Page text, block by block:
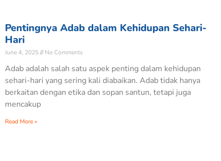
Pentingnya Adab dalam Kehidupan Sehari-
Hari
June 4, 2025 No Comments
Adab adalah salah satu aspek penting dalam kehidupan
sehari-hari yang sering kali diabaikan. Adab tidak hanya
berkaitan dengan etika dan sopan santun, tetapi juga
mencakup
Read More »